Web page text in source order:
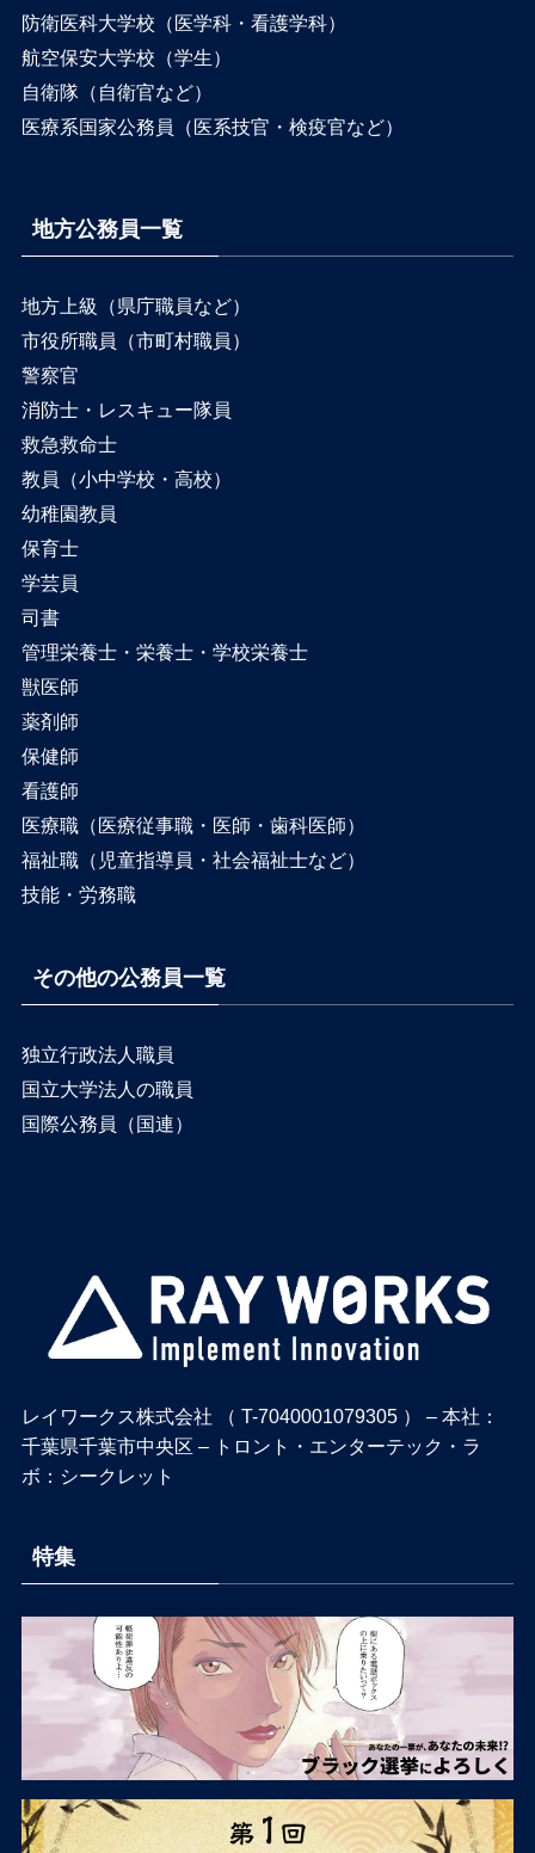
防衛医科大学校（医学科・看護学科）
航空保安大学校（学生）
自衛隊（自衛官など）
医療系国家公務員（医系技官・検疫官など）
地方公務員一覧
地方上級（県庁職員など）
市役所職員（市町村職員）
警察官
消防士・レスキュー隊員
救急救命士
教員（小中学校・高校）
幼稚園教員
保育士
学芸員
司書
管理栄養士・栄養士・学校栄養士
獣医師
薬剤師
保健師
看護師
医療職（医療従事職・医師・歯科医師）
福祉職（児童指導員・社会福祉士など）
技能・労務職
その他の公務員一覧
独立行政法人職員
国立大学法人の職員
国際公務員（国連）
レイワークス株式会社 （ T-7040001079305 ） – 本社：
千葉県千葉市中央区 – トロント・エンターテック・ラ
ボ：シークレット
特集